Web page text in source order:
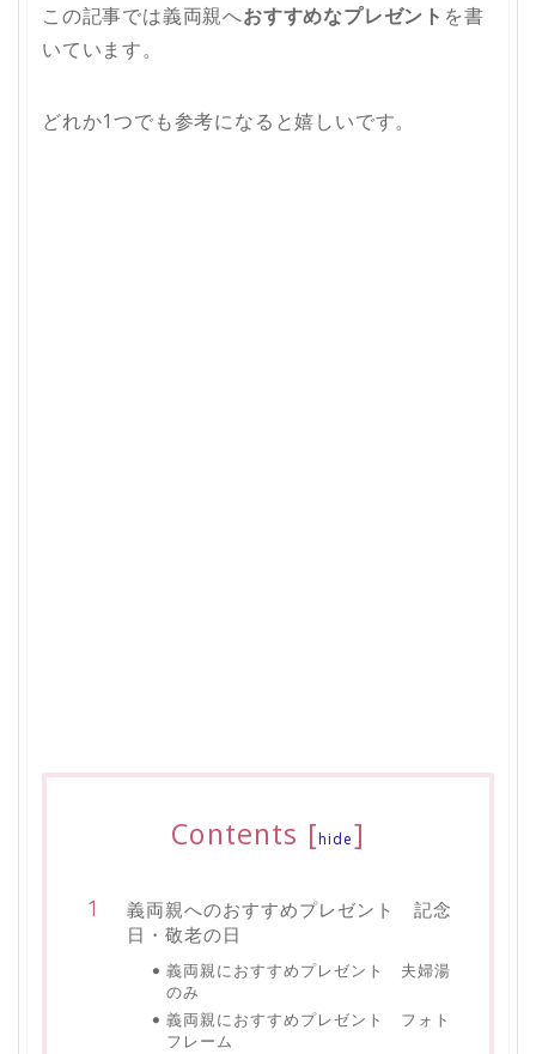
この記事では義両親へおすすめなプレゼント を書
いています。
どれか1つでも参考になると嬉しいです。
Contents [hide]
義両親へのおすすめプレゼント 記念
日・敬老の日
義両親におすすめプレゼント 夫婦湯
のみ
義両親におすすめプレゼント フォト
フレーム